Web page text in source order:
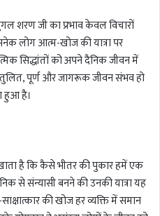
शरण जी का प्रभाव केवल विचारों
लोग आत्म-खोज की यात्रा पर
सिद्धांतों को अपने दैनिक जीवन में
पूर्ण और जागरूक जीवन संभव हो
हुआ है।
है कि कैसे भीतर की पुकार हमें एक
से संन्यासी बनने की उनकी यात्रा यह
की खोज हर व्यक्ति में समान